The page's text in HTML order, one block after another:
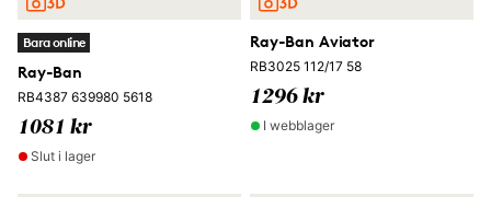
Bara online
Ray-Ban
RB4387 639980 5618
1081 kr
Slut i lager
Ray-Ban Aviator
RB3025 112/17 58
1296 kr
I webblager